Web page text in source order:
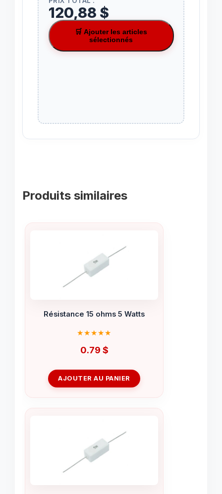
120,88 $
🛒 Ajouter les articles
sélectionnés
Produits similaires
Résistance 15 ohms 5 Watts
0.79 $
AJOUTER AU PANIER